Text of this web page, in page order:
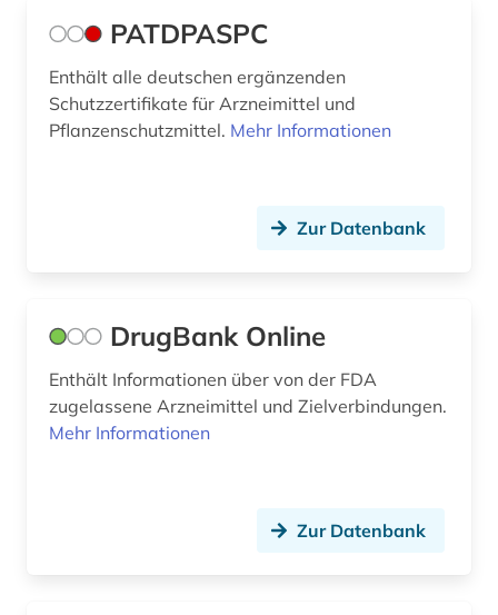
PATDPASPC
Enthält alle deutschen ergänzenden
Schutzzertifikate für Arzneimittel und
Pflanzenschutzmittel. Mehr Informationen
Zur Datenbank
DrugBank Online
Enthält Informationen über von der FDA
zugelassene Arzneimittel und Zielverbindungen.
Mehr Informationen
Zur Datenbank